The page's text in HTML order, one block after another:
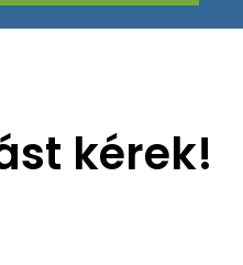
kérek!